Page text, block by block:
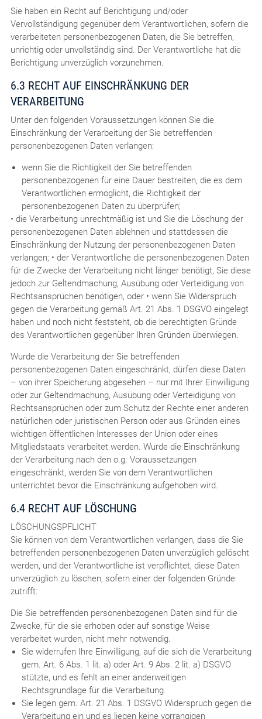
Sie haben ein Recht auf Berichtigung und/oder
Vervollständigung gegenüber dem Verantwortlichen, sofern die
verarbeiteten personenbezogenen Daten, die Sie betreffen,
unrichtig oder unvollständig sind. Der Verantwortliche hat die
Berichtigung unverzüglich vorzunehmen.
6.3 RECHT AUF EINSCHRÄNKUNG DER
VERARBEITUNG
Unter den folgenden Voraussetzungen können Sie die
Einschränkung der Verarbeitung der Sie betreffenden
personenbezogenen Daten verlangen:
wenn Sie die Richtigkeit der Sie betreffenden
personenbezogenen für eine Dauer bestreiten, die es dem
Verantwortlichen ermöglicht, die Richtigkeit der
personenbezogenen Daten zu überprüfen;
• die Verarbeitung unrechtmäßig ist und Sie die Löschung der
personenbezogenen Daten ablehnen und stattdessen die
Einschränkung der Nutzung der personenbezogenen Daten
verlangen; • der Verantwortliche die personenbezogenen Daten
für die Zwecke der Verarbeitung nicht länger benötigt, Sie diese
jedoch zur Geltendmachung, Ausübung oder Verteidigung von
Rechtsansprüchen benötigen, oder • wenn Sie Widerspruch
gegen die Verarbeitung gemäß Art. 21 Abs. 1 DSGVO eingelegt
haben und noch nicht feststeht, ob die berechtigten Gründe
des Verantwortlichen gegenüber Ihren Gründen überwiegen.
Wurde die Verarbeitung der Sie betreffenden
personenbezogenen Daten eingeschränkt, dürfen diese Daten
– von ihrer Speicherung abgesehen – nur mit Ihrer Einwilligung
oder zur Geltendmachung, Ausübung oder Verteidigung von
Rechtsansprüchen oder zum Schutz der Rechte einer anderen
natürlichen oder juristischen Person oder aus Gründen eines
wichtigen öffentlichen Interesses der Union oder eines
Mitgliedstaats verarbeitet werden. Wurde die Einschränkung
der Verarbeitung nach den o.g. Voraussetzungen
eingeschränkt, werden Sie von dem Verantwortlichen
unterrichtet bevor die Einschränkung aufgehoben wird.
6.4 RECHT AUF LÖSCHUNG
LÖSCHUNGSPFLICHT
Sie können von dem Verantwortlichen verlangen, dass die Sie
betreffenden personenbezogenen Daten unverzüglich gelöscht
werden, und der Verantwortliche ist verpflichtet, diese Daten
unverzüglich zu löschen, sofern einer der folgenden Gründe
zutrifft:
Die Sie betreffenden personenbezogenen Daten sind für die
Zwecke, für die sie erhoben oder auf sonstige Weise
verarbeitet wurden, nicht mehr notwendig.
Sie widerrufen Ihre Einwilligung, auf die sich die Verarbeitung
gem. Art. 6 Abs. 1 lit. a) oder Art. 9 Abs. 2 lit. a) DSGVO
stützte, und es fehlt an einer anderweitigen
Rechtsgrundlage für die Verarbeitung.
Sie legen gem. Art. 21 Abs. 1 DSGVO Widerspruch gegen die
Verarbeitung ein und es liegen keine vorrangigen